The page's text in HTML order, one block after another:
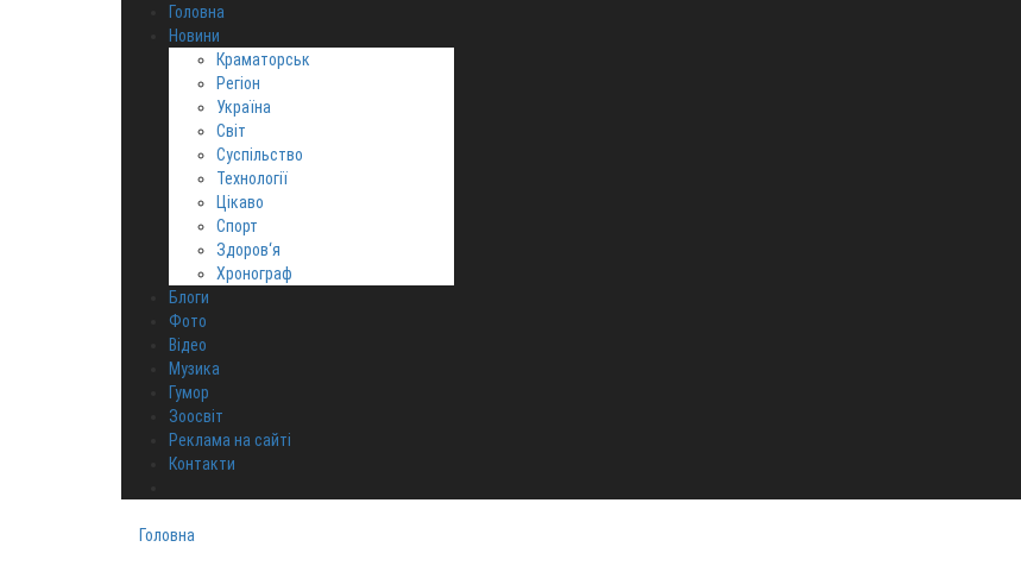
Головна
Новини
Краматорськ
Регіон
Україна
Світ
Суспільство
Технології
Цікаво
Спорт
Здоров‘я
Хронограф
Блоги
Фото
Відео
Музика
Гумор
Зоосвіт
Реклама на сайті
Контакти
Головна